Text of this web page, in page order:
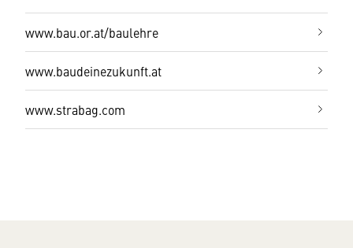
www.bau.or.at/baulehre
www.baudeinezukunft.at
www.strabag.com